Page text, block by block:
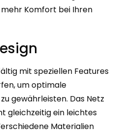
Komfort bei Ihren
mit speziellen Features
um optimale
gewährleisten. Das Netz
gleichzeitig ein leichtes
Materialien